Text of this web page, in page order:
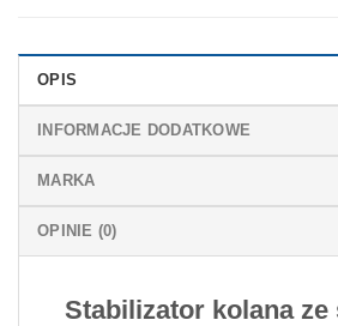
OPIS
INFORMACJE DODATKOWE
MARKA
OPINIE (0)
Stabilizator kolana ze